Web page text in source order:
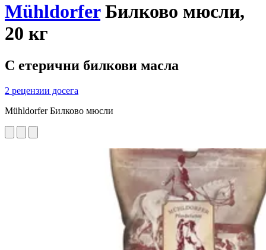
MühldorferБилково мюсли,
20 кг
С етерични билкови масла
2 рецензии досега
Mühldorfer Билково мюсли